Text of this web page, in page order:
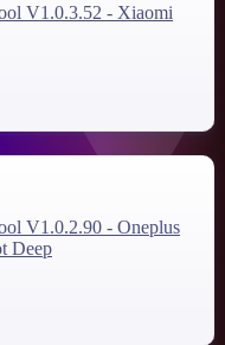
V1.0.3.52 - Xiaomi
V1.0.2.90 - Oneplus
Deep